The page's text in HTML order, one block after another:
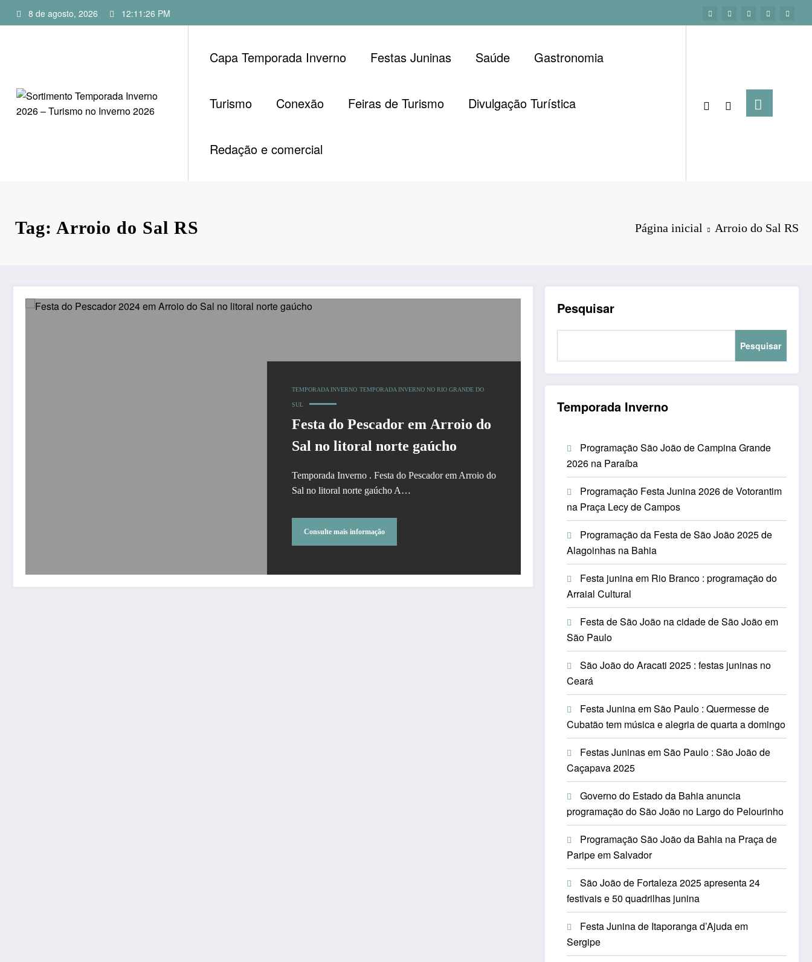
para
8 de agosto, 2026 12:11:27 PM
Capa Temporada Inverno Festas Juninas Saúde Gastronomia
Turismo Conexão Feiras de Turismo Divulgação Turística
Redação e comercial
Tag: Arroio do Sal RS Página inicial Arroio do Sal RS
TEMPORADA INVERNO TEMPORADA INVERNO NO RIO GRANDE DO
SUL
Festa do Pescador em Arroio do
Sal no litoral norte gaúcho
Temporada Inverno . Festa do Pescador em Arroio do
Sal no litoral norte gaúcho A…
Consulte mais informação
Pesquisar
Pesquisar
Temporada Inverno
Programação São João de Campina Grande
2026 na Paraíba
Programação Festa Junina 2026 de Votorantim
na Praça Lecy de Campos
Programação da Festa de São João 2025 de
Alagoinhas na Bahia
Festa junina em Rio Branco : programação do
Arraial Cultural
Festa de São João na cidade de São João em
São Paulo
São João do Aracati 2025 : festas juninas no
Ceará
Festa Junina em São Paulo : Quermesse de
Cubatão tem música e alegria de quarta a domingo
Festas Juninas em São Paulo : São João de
Caçapava 2025
Governo do Estado da Bahia anuncia
programação do São João no Largo do Pelourinho
Programação São João da Bahia na Praça de
Paripe em Salvador
São João de Fortaleza 2025 apresenta 24
festivais e 50 quadrilhas junina
Festa Junina de Itaporanga d’Ajuda em
Sergipe